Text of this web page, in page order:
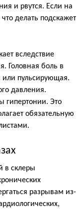
и рвутся. Если на
делать подскажет
вследствие
Головная боль в
пульсирующая.
давления.
гипертонии. Это
обязательную
в склеры
разрывам из-